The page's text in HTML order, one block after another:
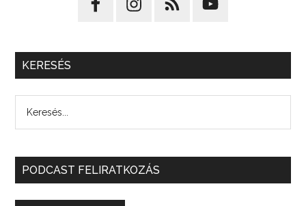
KERESÉS
PODCAST FELIRATKOZÁS